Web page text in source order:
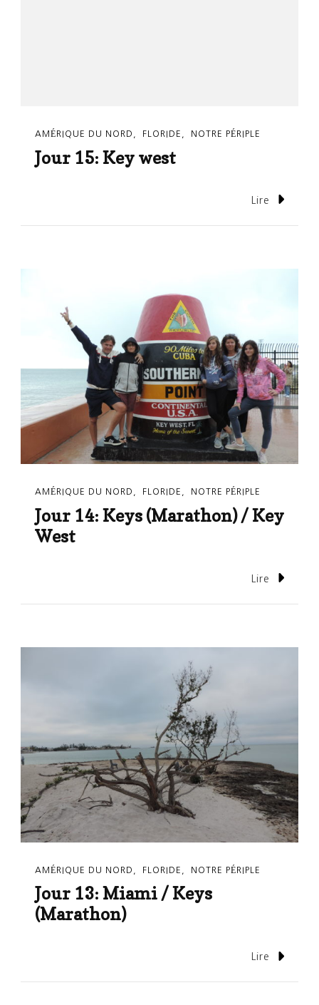
AMÉRIQUE DU NORD FLORIDE NOTRE PÉRIPLE
Jour 15: Key west
Lire
AMÉRIQUE DU NORD FLORIDE NOTRE PÉRIPLE
Jour 14: Keys (Marathon) / Key
West
Lire
AMÉRIQUE DU NORD FLORIDE NOTRE PÉRIPLE
Jour 13: Miami / Keys
(Marathon)
Lire